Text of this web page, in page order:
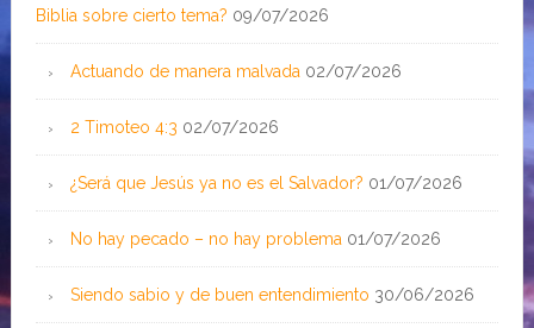
Biblia sobre cierto tema? 09/07/2026
Actuando de manera malvada 02/07/2026
2 Timoteo 4:3 02/07/2026
¿Será que Jesús ya no es el Salvador? 01/07/2026
No hay pecado – no hay problema 01/07/2026
Siendo sabio y de buen entendimiento 30/06/2026